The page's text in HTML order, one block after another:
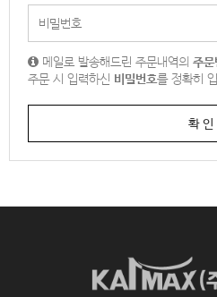
메일로 발송해드린 주문내역의 주문
주문 시 입력하신 비밀번호를 정확히
확 인